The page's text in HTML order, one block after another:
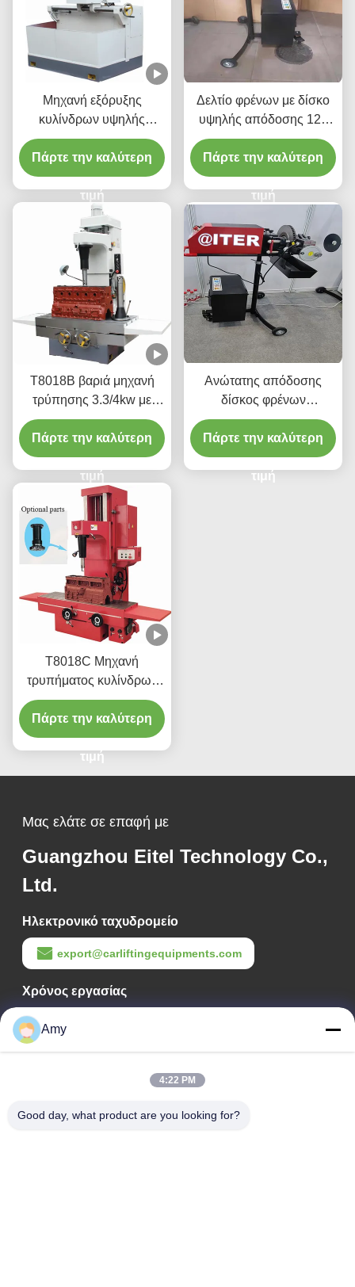
Μηχανή εξόρυξης
κυλίνδρων υψηλής
ακρίβειας 1.1/1.5kw Για
οχήματα Κύλινδρο
Πάρτε την καλύτερη
τιμή
Δελτίο φρένων με δίσκο
υψηλής απόδοσης 120
στροφές ανά λεπτό για
συντήρηση οχημάτων
T2009
Πάρτε την καλύτερη
τιμή
T8018B βαριά μηχανή
τρύπησης 3.3/4kw με
εύκολη στη χρήση
διεπαφή
Πάρτε την καλύτερη
τιμή
Ανώτατης απόδοσης
δίσκος φρένων
αυτοκινήτου
στρογγυλομηχανή
220v/110v για το
εργαστήριο T2009
Πάρτε την καλύτερη
τιμή
Τ8018C Μηχανή
τρυπήματος κυλίνδρων
υψηλής ακρίβειας για
βαριά οχήματα
Πάρτε την καλύτερη
τιμή
Μας ελάτε σε επαφή με
Guangzhou Eitel Technology Co.,
Ltd.
Ηλεκτρονικό ταχυδρομείο
export@carliftingequipments.com
Χρόνος εργασίας
09:00-18:00
Η διεύθυνσή μας
Amy
4:22 PM
Good day, what product are you looking for?